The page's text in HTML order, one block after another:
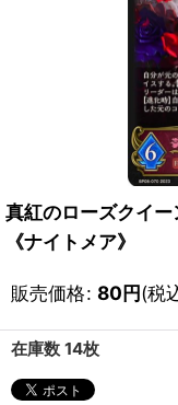
真紅のローズクイ
《ナイトメア》
販売価格: 80円(税
在庫数 14枚